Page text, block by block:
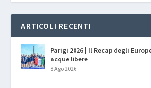
ARTICOLI RECENTI
Parigi 2026 | Il Recap degli
acque libere
8 Ago 2026